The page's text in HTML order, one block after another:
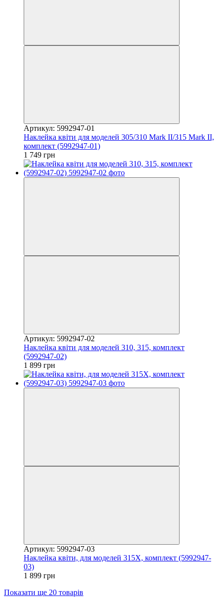
Артикул: 5992947-01
Наклейка квіти для моделей 305/310 Mark II/315 Mark II,
комплект (5992947-01)
1 749 грн
Артикул: 5992947-02
Наклейка квіти для моделей 310, 315, комплект
(5992947-02)
1 899 грн
Артикул: 5992947-03
Наклейка квіти, для моделей 315Х, комплект (5992947-
03)
1 899 грн
Показати ще 20 товарів